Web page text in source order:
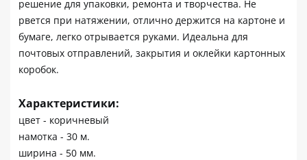
решение для упаковки, ремонта и творчества. Не
рвется при натяжении, отлично держится на картоне и
бумаге, легко отрывается руками. Идеальна для
почтовых отправлений, закрытия и оклейки картонных
коробок.
Характеристики:
цвет - коричневый
намотка - 30 м.
ширина - 50 мм.